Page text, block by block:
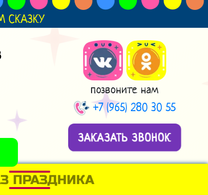
СКАЗКУ
позвоните нам
+7 (965) 280 30 55
ЗАКАЗАТЬ ЗВОНОК
ПРАЗДНИКА